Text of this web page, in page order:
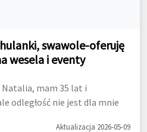
swawole-oferuję
wesela i eventy
Natalia, mam 35 lat i
odległość nie jest dla mnie
Aktualizacja 2026-05-09